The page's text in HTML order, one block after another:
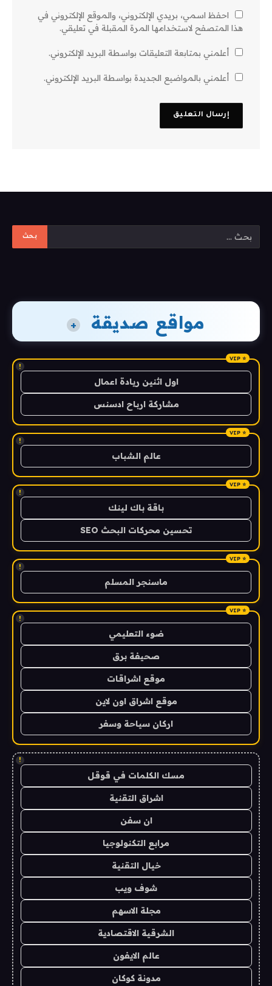
احفظ اسمي، بريدي الإلكتروني، والموقع الإلكتروني في
هذا المتصفح لاستخدامها المرة المقبلة في تعليقي.
أعلمني بمتابعة التعليقات بواسطة البريد الإلكتروني.
أعلمني بالمواضيع الجديدة بواسطة البريد الإلكتروني.
مواقع صديقة +
!
اول اثنين ريادة اعمال
مشاركة ارباح ادسنس
!
عالم الشباب
!
باقة باك لينك
تحسين محركات البحث SEO
!
ماسنجر المسلم
!
ضوء التعليمي
صحيفة برق
موقع اشراقات
موقع اشراق اون لاين
اركان سياحة وسفر
!
مسك الكلمات في قوقل
اشراق التقنية
ان سفن
مرابع التكنولوجيا
خيال التقنية
شوف ويب
مجلة الاسهم
الشرقية الاقتصادية
عالم الايفون
مدونة كوكان